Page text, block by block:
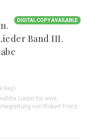
DIGITAL COPY AVAILABLE
Band III.
key)
Lieder für eine
von Robert Franz.